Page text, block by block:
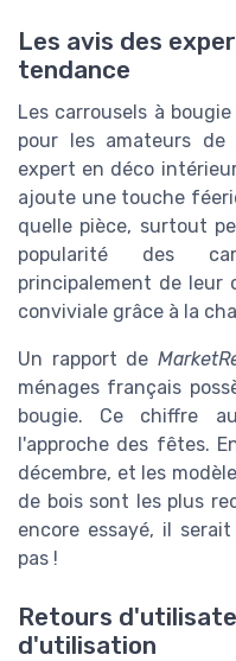
Les avis des
tendance
Les carrousels à
pour les amateurs de
expert en déco
ajoute une touche
quelle pièce, surtout
popularité des
principalement de leur
conviviale grâce à la
Un rapport de
ménages français
bougie. Ce chiffre
l'approche des fêtes.
décembre, et les
de bois sont les plus
encore essayé, il
pas !
Retours
d'utilisation